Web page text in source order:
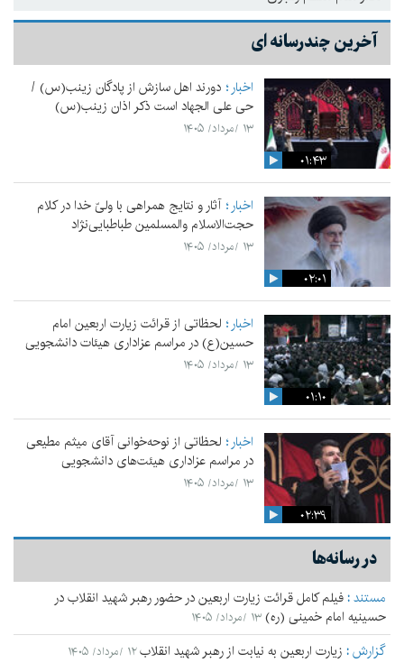
آخرین چندرسانه ای
۰۱:۴۳
اخبار دورند اهل سازش از پادگان زینب(س) /
حی علی الجهاد است ذکر اذان زینب(س)
۱۳ /مرداد/ ۱۴۰۵
۰۲:۰۱
اخبار آثار و نتایج همراهی با ولیّ خدا در کلام
حجت‌الاسلام والمسلمین طباطبایی‌نژاد
۱۳ /مرداد/ ۱۴۰۵
۰۱:۱۰
اخبار لحظاتی از قرائت زیارت اربعین امام
حسین(ع) در مراسم عزاداری هیئات دانشجویی
۱۳ /مرداد/ ۱۴۰۵
۰۲:۳۹
اخبار لحظاتی از نوحه‌خوانی آقای میثم مطیعی
در مراسم عزاداری هیئت‌های دانشجویی
۱۳ /مرداد/ ۱۴۰۵
در رسانه‌ها
مستند:فیلم کامل قرائت زیارت اربعین در حضور رهبر شهید انقلاب در
حسینیه امام خمینی (ره) ۱۳ /مرداد/ ۱۴۰۵
گزارش: زیارت اربعین به نیابت از رهبر شهید انقلاب ۱۲ /مرداد/ ۱۴۰۵